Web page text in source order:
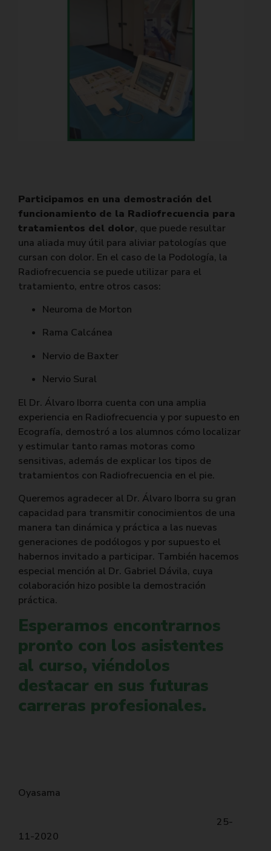
Participamos en una demostración del
funcionamiento de la Radiofrecuencia para
tratamientos del dolor, que puede resultar
una aliada muy útil para aliviar patologías que
cursan con dolor. En el caso de la Podología, la
Radiofrecuencia se puede utilizar para el
tratamiento, entre otros casos:
Neuroma de Morton
Rama Calcánea
Nervio de Baxter
Nervio Sural
El Dr. Álvaro Iborra cuenta con una amplia
experiencia en Radiofrecuencia y por supuesto en
Ecografía, demostró a los alumnos cómo localizar
y estimular tanto ramas motoras como
sensitivas, además de explicar los tipos de
tratamientos con Radiofrecuencia en el pie.
Queremos agradecer al Dr. Álvaro Iborra su gran
capacidad para transmitir conocimientos de una
manera tan dinámica y práctica a las nuevas
generaciones de podólogos y por supuesto el
habernos invitado a participar. También hacemos
especial mención al Dr. Gabriel Dávila, cuya
colaboración hizo posible la demostración
práctica.
Esperamos encontrarnos
pronto con los asistentes
al curso, viéndolos
destacar en sus futuras
carreras profesionales.
Oyasama
25-
11-2020